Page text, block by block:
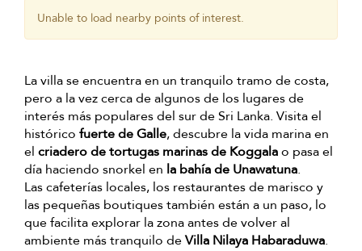
Unable to load nearby points of interest.
La villa se encuentra en un tranquilo tramo de costa,
pero a la vez cerca de algunos de los lugares de
interés más populares del sur de Sri Lanka. Visita el
histórico fuerte de Galle, descubre la vida marina en
el criadero de tortugas marinas de Koggalao pasa el
día haciendo snorkel en la bahía de Unawatuna.
Las cafeterías locales, los restaurantes de marisco y
las pequeñas boutiques también están a un paso, lo
que facilita explorar la zona antes de volver al
ambiente más tranquilo deVilla Nilaya Habaraduwa.